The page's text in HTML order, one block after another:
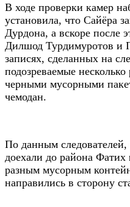
В ходе проверки камер
установила, что Сайёра
Дурдона, а вскоре после
Дилшод Турдимуротов и
записях, сделанных на
подозреваемые
черными мусорными
чемодан.
По данным следователей,
доехали до района Фатих
разным мусорным
направились в сторону